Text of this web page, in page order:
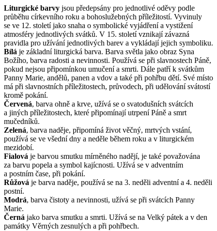
Liturgické barvy jsou předepsány pro jednotlivé oděvy podle
průběhu církevního roku a bohoslužebných příležitostí. Vyvinuly
se ve 12. století jako snaha o symbolické vyjádření a vystižení
atmosféry jednotlivých svátků. V 15. století vznikají závazná
pravidla pro užívání jednotlivých barev a vykládají jejich symboliku.
Bílá je základní liturgická barva. Barva světla jako obraz Syna
Božího, barva radosti a nevinnosti. Používá se při slavnostech Páně,
pokud nejsou připomínkou umučení a smrti. Dále patří k svátkům
Panny Marie, andělů, panen a vdov a také při pohřbu dětí. Své místo
má při slavnostních příležitostech, průvodech, při udělování svátostí
kromě pokání.
Červená, barva ohně a krve, užívá se o svatodušních svátcích
a jiných příležitostech, které připomínají utrpení Páně a smrt
mučedníků.
Zelená, barva naděje, připomíná život věčný, mrtvých vstání,
používá se ve všední dny a neděle během roku a v liturgickém
mezidobí.
Fialová je barvou smutku mírněného nadějí, je také považována
za barvu popela a symbol kajícnosti. Užívá se v adventním
a postním čase, při pokání.
Růžová je barva naděje, používá se na 3. neděli adventní a 4. neděli
postní.
Modrá, barva čistoty a nevinnosti, užívá se při svátcích Panny
Marie.
Černá jako barva smutku a smrti. Užívá se na Velký pátek a v den
památky Věrných zesnulých a při pohřbech.